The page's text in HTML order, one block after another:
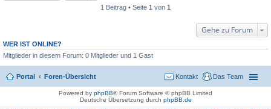
1 Beitrag • Seite 1 von 1
Gehe zu Forum
WER IST ONLINE?
Mitglieder in diesem Forum: 0 Mitglieder und 1 Gast
Portal Foren-Übersicht Das Team
Kontakt
Powered by phpBB® Forum Software © phpBB Limited
Deutsche Übersetzung durch phpBB.de